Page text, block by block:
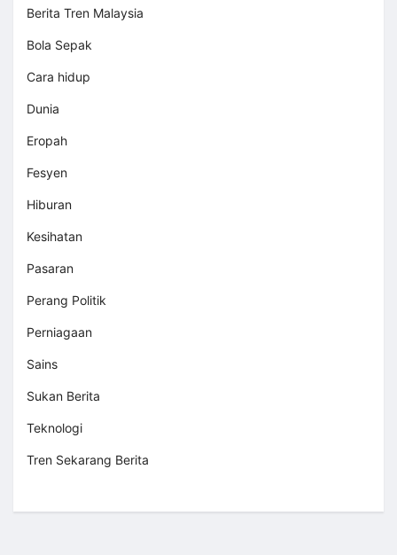
Berita Tren Malaysia
Bola Sepak
Cara hidup
Dunia
Eropah
Fesyen
Hiburan
Kesihatan
Pasaran
Perang Politik
Perniagaan
Sains
Sukan Berita
Teknologi
Tren Sekarang Berita